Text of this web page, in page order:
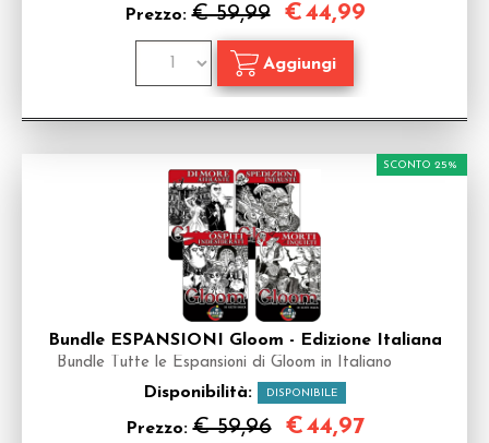
Prezzo:€ 59,99 €44,99
Bundle ESPANSIONI Gloom - Edizione Italiana
Bundle Tutte le Espansioni di Gloom in Italiano
Disponibilità: DISPONIBILE
Prezzo:€ 59,96
SCONTO 25%
€44,97